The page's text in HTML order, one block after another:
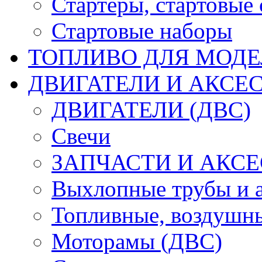
Стартовые наборы
ТОПЛИВО ДЛЯ
ДВИГАТЕЛИ И
ДВИГАТЕЛИ (ДВС)
Свечи
ЗАПЧАСТИ И
Выхлопные трубы и
Топливные,
Моторамы (ДВС)